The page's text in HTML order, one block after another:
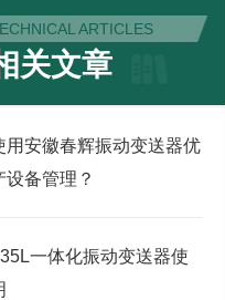
ARTICLES
关文章
用安徽春辉振动变送器优
设备管理？
一体化振动变送器使